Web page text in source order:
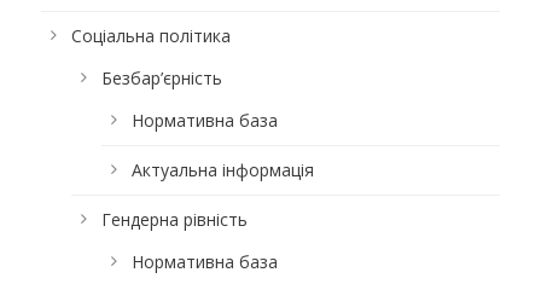
Соціальна політика
Безбар’єрність
Нормативна база
Актуальна інформація
Гендерна рівність
Нормативна база